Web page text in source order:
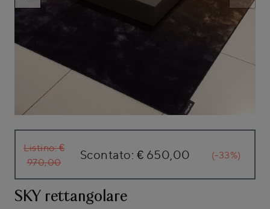
Listino:€
970,00
Scontato: € 650,00 (-33%)
SKY rettangolare